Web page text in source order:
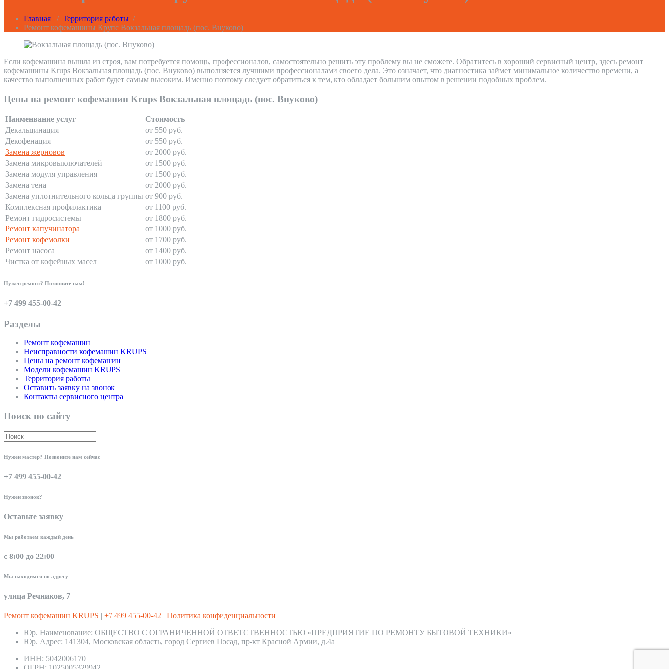
Главная / Территория работы /
Ремонт кофемашины Крупс Вокзальная площадь (пос. Внуково)
Если кофемашина вышла из строя, вам потребуется помощь, профессионалов, самостоятельно решить эту проблему вы не сможете. Обратитесь в хороший сервисный центр, здесь ремонт
кофемашины Krups Вокзальная площадь (пос. Внуково) выполняется лучшими профессионалами своего дела. Это означает, что диагностика займет минимальное количество времени, а
качество выполненных работ будет самым высоким. Именно поэтому следует обратиться к тем, кто обладает большим опытом в решении подобных проблем.
Цены на ремонт кофемашин Krups Вокзальная площадь (пос. Внуково)
Наименвание услуг
Стоимость
Декальцинация
от 550 руб.
Декофенация
от 550 руб.
Замена жерновов
от 2000 руб.
Замена микровыключателей
от 1500 руб.
Замена модуля управления
от 1500 руб.
Замена тена
от 2000 руб.
Замена уплотнительного кольца группы от 900 руб.
Комплексная профилактика
от 1100 руб.
Ремонт гидросистемы
от 1800 руб.
Ремонт капучинатора
от 1000 руб.
Ремонт кофемолки
от 1700 руб.
Ремонт насоса
от 1400 руб.
Чистка от кофейных масел
от 1000 руб.
Нужен ремонт? Позвоните нам!
+7 499 455-00-42
Разделы
Ремонт кофемашин
Неисправности кофемашин KRUPS
Цены на ремонт кофемашин
Модели кофемашин KRUPS
Территория работы
Оставить заявку на звонок
Контакты сервисного центра
Поиск по сайту
Нужен мастер? Позвоните нам сейчас
+7 499 455-00-42
Нужен звонок?
Оставьте заявку
Мы работаем каждый день
с 8:00 до 22:00
Мы находимся по адресу
улица Речников, 7
Ремонт кофемашин KRUPS | +7 499 455-00-42 | Политика конфиденциальности
Юр. Наименование: ОБЩЕСТВО С ОГРАНИЧЕННОЙ ОТВЕТСТВЕННОСТЬЮ «ПРЕДПРИЯТИЕ ПО РЕМОНТУ БЫТОВОЙ ТЕХНИКИ»
Юр. Адрес: 141304, Московская область, город Сергиев Посад, пр-кт Красной Армии, д.4а
ИНН: 5042006170
ОГРН: 1025005329942